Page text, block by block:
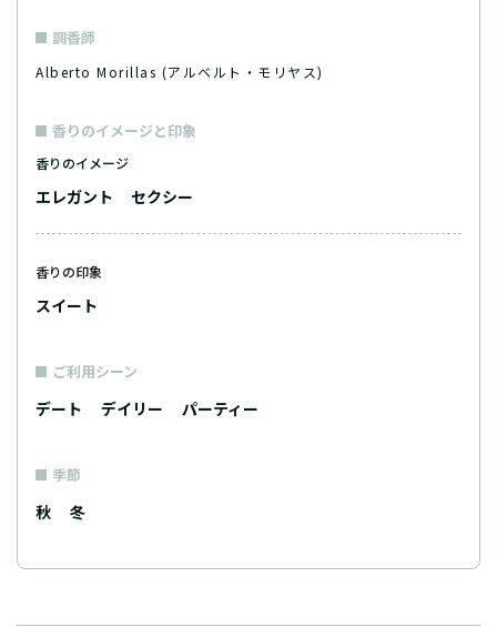
調香師
Alberto Morillas (アルベルト・モリヤス)
香りのイメージと印象
香りのイメージ
エレガント セクシー
香りの印象
スイート
ご利用シーン
デート デイリー パーティー
季節
秋 冬